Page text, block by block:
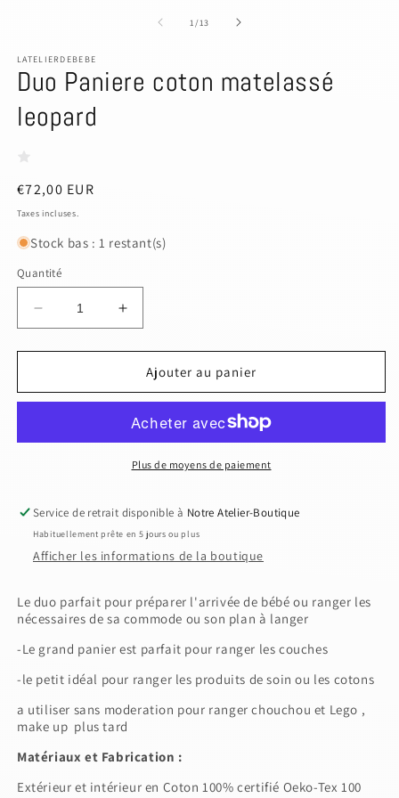
une
fenêtre
modale
1/de
13
LATELIERDEBEBE
Duo Paniere coton matelassé
leopard
Prix
habituel
€72,00 EUR
Taxes incluses.
Stock bas : 1 restant(s)
Quantité
Réduire
la
quantité
Duo
matelassé
Augmenter
la
quantité
Duo
coton
matelassé
leopard
Ajouter au panier
Plus de moyens de paiement
Service de retrait disponible à Notre Atelier-Boutique
Habituellement prête en 5 jours ou plus
Afficher les informations de la boutique
Le duo parfait pour préparer l'arrivée de bébé ou ranger les
nécessaires de sa commode ou son plan à langer
-Le grand panier est parfait pour ranger les couches
-le petit idéal pour ranger les produits de soin ou les cotons
a utiliser sans moderation pour ranger chouchou et Lego ,
make up plus tard
Matériaux et Fabrication :
Extérieur et intérieur en Coton 100% certifié Oeko-Tex 100